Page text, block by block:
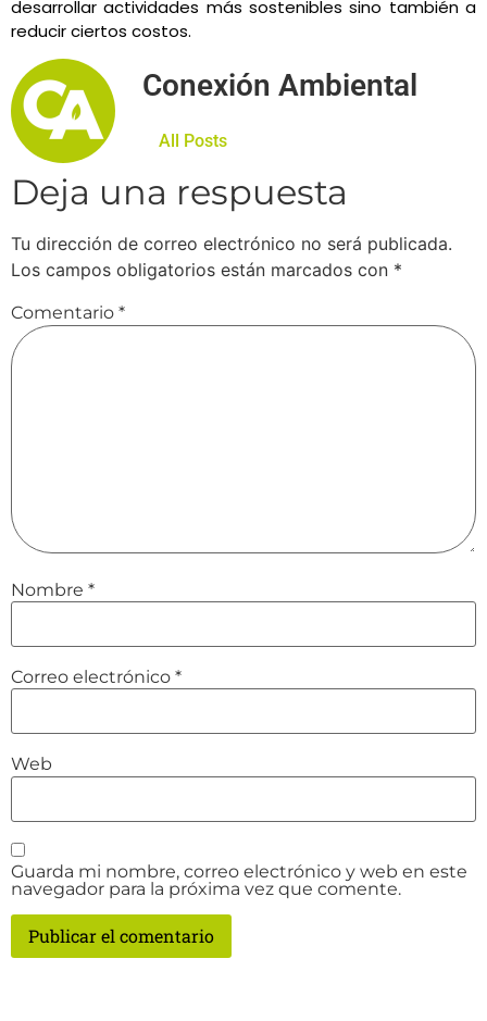
desarrollar actividades más sostenibles sino también a
reducir ciertos costos.
Conexión Ambiental
All Posts
Deja una respuesta
Tu dirección de correo electrónico no será publicada.
Los campos obligatorios están marcados con *
Comentario *
Nombre *
Correo electrónico *
Web
Guarda mi nombre, correo electrónico y web en este
navegador para la próxima vez que comente.